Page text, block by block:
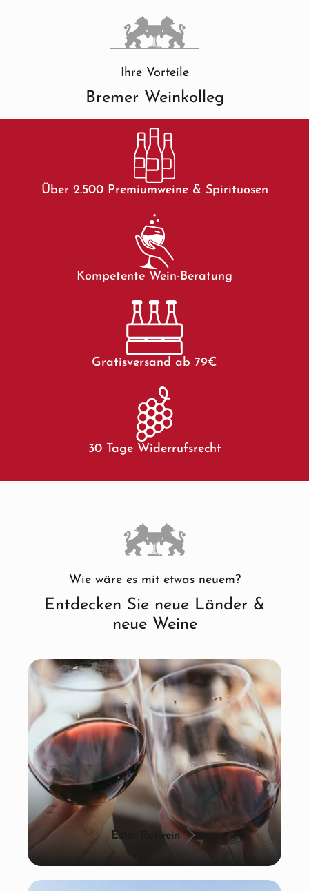
Ihre Vorteile
Bremer Weinkolleg
Über 2.500 Premiumweine & Spirituosen
Kompetente Wein-Beratung
Gratisversand ab 79€
30 Tage Widerrufsrecht
Wie wäre es mit etwas neuem?
Entdecken Sie neue Länder &
neue Weine
Edler Rotwein